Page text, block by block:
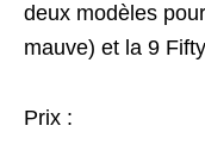
deux modèles
mauve) et la 9
Prix :